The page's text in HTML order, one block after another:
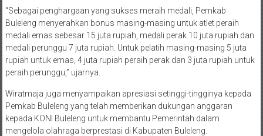
“Sebagai penghargaan yang sukses meraih medali, Pemkab
Buleleng menyerahkan bonus masing-masing untuk atlet peraih
medali emas sebesar 15 juta rupiah, medali perak 10 juta rupiah dan
medali perunggu 7 juta rupiah. Untuk pelatih masing-masing 5 juta
rupiah untuk emas, 4 juta rupiah peraih perak dan 3 juta rupiah untuk
peraih perunggu,” ujarnya.
Wiratmaja juga menyampaikan apresiasi setinggi-tingginya kepada
Pemkab Buleleng yang telah memberikan dukungan anggaran
kepada KONI Buleleng untuk membantu Pemerintah dalam
mengelola olahraga berprestasi di Kabupaten Buleleng.